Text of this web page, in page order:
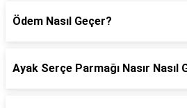
Ödem Nasıl Geçer?
Ayak Serçe Parmağı Nasır Nasıl